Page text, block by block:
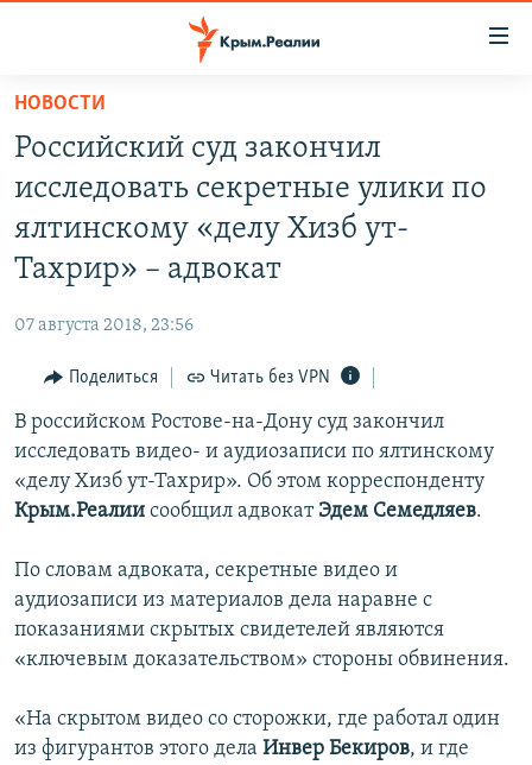
Вернуться
основному
содержанию
главной
Вернутся
поиску
ИСТОРИЯ
ИНТЕРАКТИВ
ИНФОГРАФИКА
ТЕЛЕПРОЕКТ КРЫМ.РЕАЛИИ
СОВЕТЫ ПРАВОЗАЩИТНИКОВ
ПРОПАВШИЕ БЕЗ ВЕСТИ
КРЫМ.НЕПОКОРЕННЫЙ
ELIFBE
РАДІО СВОБОДА
КАК ОБОЙТИ БЛОКИРОВКУ
Українською
Qırımtatar
Все сайты RFE/RL
НОВОСТИ
Российский суд закончил
исследовать секретные улики по
ялтинскому «делу Хизб ут-
Тахрир» – адвокат
07 августа 2018, 23:56
Поделиться Читать без VPN
В российском Ростове-на-Дону суд закончил
исследовать видео- и аудиозаписи по ялтинскому
«делу Хизб ут-Тахрир». Об этом корреспонденту
Крым.Реалии сообщил адвокат Эдем Семедляев.
По словам адвоката, секретные видео и
аудиозаписи из материалов дела наравне с
показаниями скрытых свидетелей являются
«ключевым доказательством» стороны обвинения.
«На скрытом видео со сторожки, где работал один
из фигурантов этого дела Инвер Бекиров, и где